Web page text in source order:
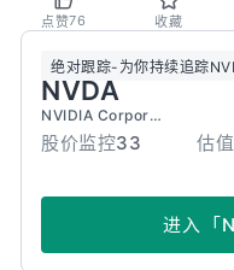
点赞76 收藏
绝对跟踪- 为你持续追踪
NVDA
NVIDIA Corporation
股价监控33 估值
进入 「